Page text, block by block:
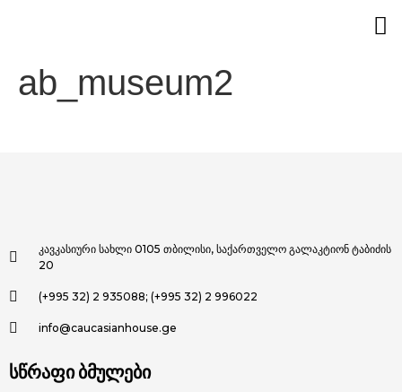
ab_museum2
კავკასიური სახლი 0105 თბილისი, საქართველო გალაკტიონ ტაბიძის
20
(+995 32) 2 935088; (+995 32) 2 996022
info@caucasianhouse.ge
სწრაფი ბმულები